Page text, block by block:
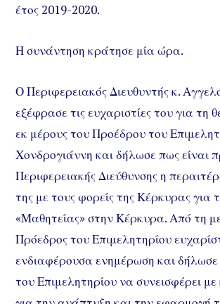
έτος 2019-2020.
Η συνάντηση κράτησε μία ώρα.
Ο Περιφερειακός Διευθυντής κ.
εξέφρασε τις ευχαριστίες του για τη
εκ μέρους του Προέδρου του
Χονδρογιάννη και δήλωσε πως είναι
Περιφερειακής Διεύθυνσης η
της με τους φορείς της Κέρκυρας για
«Μαθητείας» στην Κέρκυρα. Από τη
Πρόεδρος του Επιμελητηρίου
ενδιαφέρουσα ενημέρωση και
του Επιμελητηρίου να συνεισφέρει